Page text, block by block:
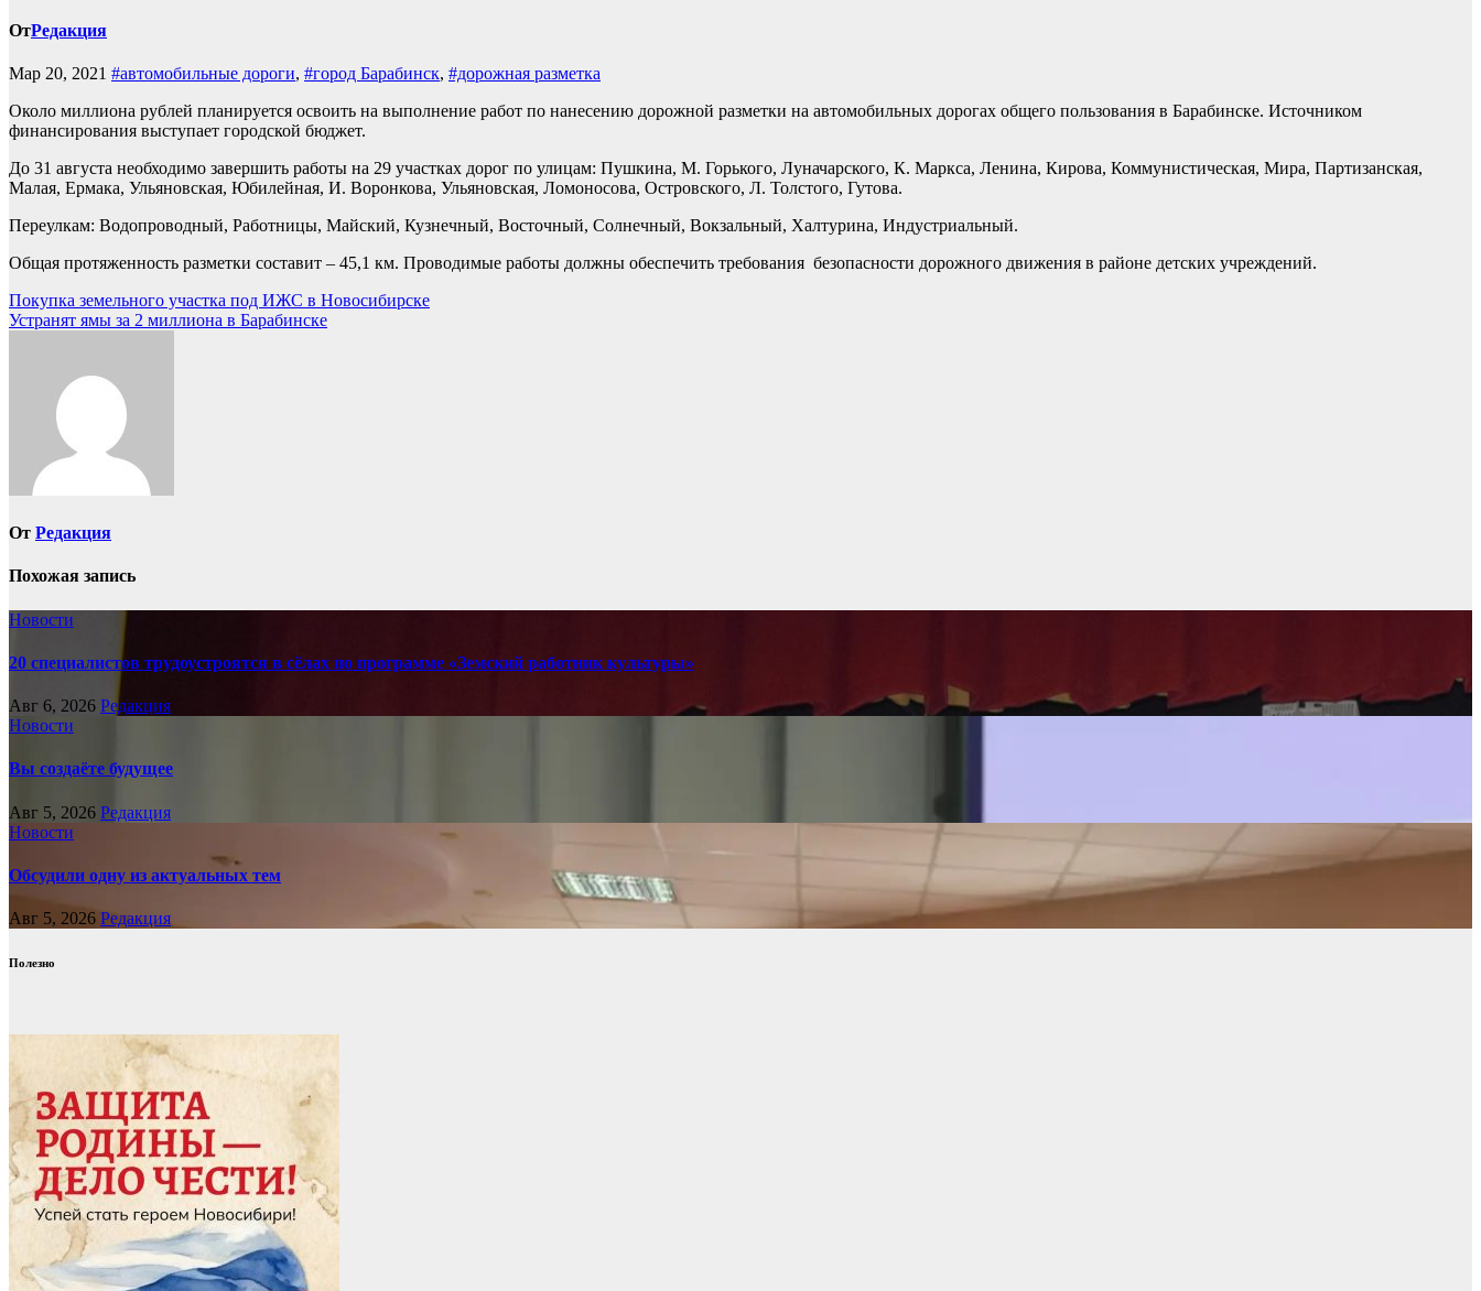
ОтРедакция
Мар 20, 2021 #автомобильные дороги, #город Барабинск, #дорожная разметка
Около миллиона рублей планируется освоить на выполнение работ по нанесению дорожной разметки на автомобильных дорогах общего пользования в Барабинске. Источником
финансирования выступает городской бюджет.
До 31 августа необходимо завершить работы на 29 участках дорог по улицам: Пушкина, М. Горького, Луначарского, К. Маркса, Ленина, Кирова, Коммунистическая, Мира, Партизанская,
Малая, Ермака, Ульяновская, Юбилейная, И. Воронкова, Ульяновская, Ломоносова, Островского, Л. Толстого, Гутова.
Переулкам: Водопроводный, Работницы, Майский, Кузнечный, Восточный, Солнечный, Вокзальный, Халтурина, Индустриальный.
Общая протяженность разметки составит – 45,1 км. Проводимые работы должны обеспечить требования безопасности дорожного движения в районе детских учреждений.
Навигация
по
Покупка земельного участка под ИЖС в Новосибирске
Устранят ямы за 2 миллиона в Барабинске
От Редакция
Похожая запись
Новости
20 специалистов трудоустроятся в сёлах по программе «Земский работник культуры»
Авг 6, 2026 Редакция
Новости
Вы создаёте будущее
Авг 5, 2026 Редакция
Новости
Обсудили одну из актуальных тем
Авг 5, 2026 Редакция
Полезно